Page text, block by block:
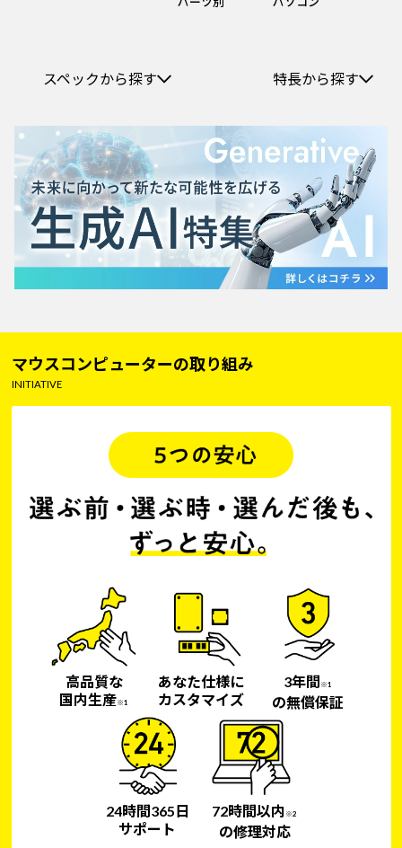
スペックから探す 特長から探す
マウスコンピューターの取り組み
INITIATIVE
高品質な
国内生産※1
あなた仕様に
カスタマイズ
3年間 ※1
の無償保証
24時間365日
サポート
72時間以内 ※2
の修理対応